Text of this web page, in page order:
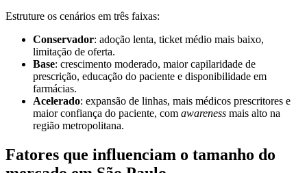
Estruture os cenários em três faixas:
Conservador: adoção lenta, ticket médio mais baixo,
limitação de oferta.
Base: crescimento moderado, maior capilaridade de
prescrição, educação do paciente e disponibilidade em
farmácias.
Acelerado: expansão de linhas, mais médicos prescritores e
maior confiança do paciente, com awareness mais alto na
região metropolitana.
Fatores que influenciam o tamanho do